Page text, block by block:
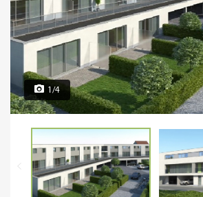
1/4